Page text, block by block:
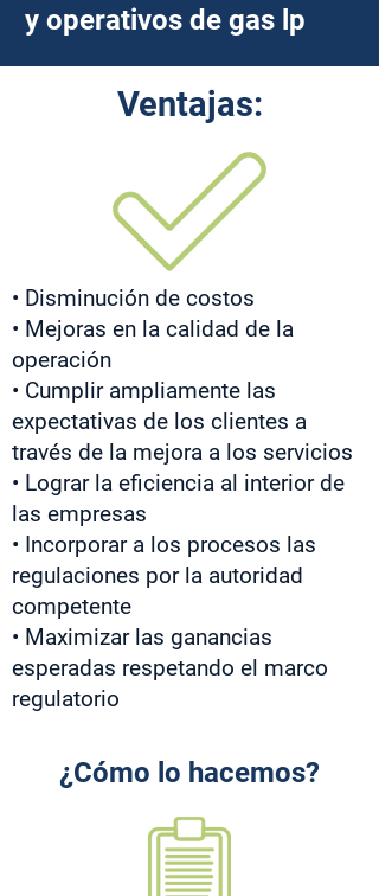
y operativos de gas lp
Ventajas:
• Disminución de costos
• Mejoras en la calidad de la
operación
• Cumplir ampliamente las
expectativas de los clientes a
través de la mejora a los servicios
• Lograr la eficiencia al interior de
las empresas
• Incorporar a los procesos las
regulaciones por la autoridad
competente
• Maximizar las ganancias
esperadas respetando el marco
regulatorio
¿Cómo lo hacemos?